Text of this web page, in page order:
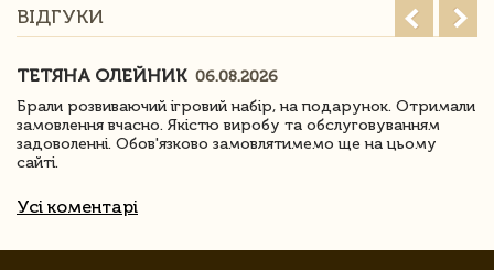
ВІДГУКИ
ТЕТЯНА ОЛЕЙНИК 06.08.2026
Брали розвиваючий ігровий набір, на подарунок. Отримали
замовлення вчасно. Якістю виробу та обслуговуванням
задоволенні. Обов'язково замовлятимемо ще на цьому
сайті.
Усі коментарі